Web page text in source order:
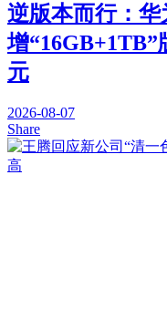
逆版本而行：华
增“16GB+1TB”
元
2026-08-07
Share